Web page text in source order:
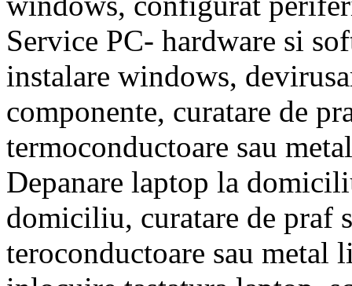
Service PC- hardware si
instalare windows,
componente, curatare de
termoconductoare sau
Depanare laptop la
domiciliu, curatare de praf
teroconductoare sau